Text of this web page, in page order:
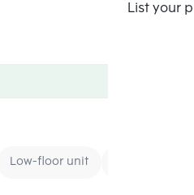
List your
Low-floor unit